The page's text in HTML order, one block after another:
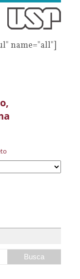
name="all"]